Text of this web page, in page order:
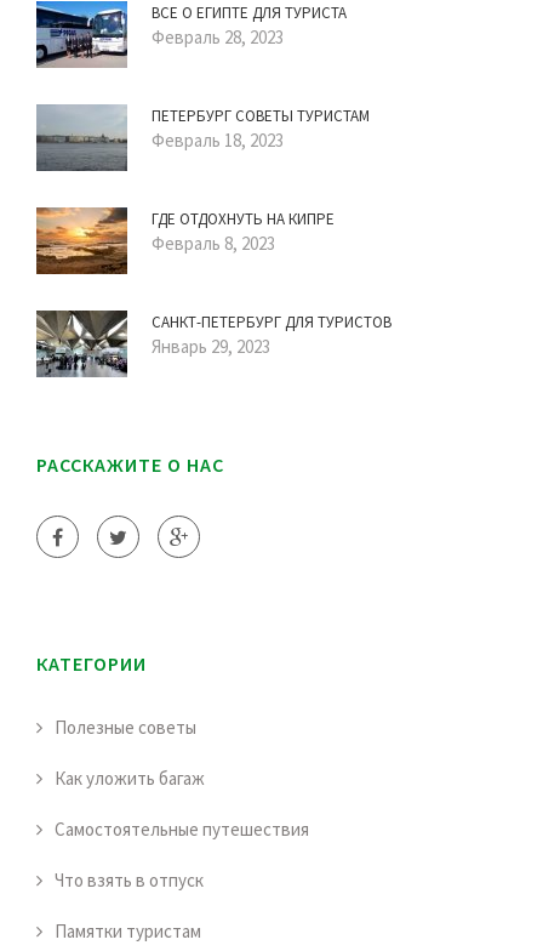
ВСЕ О ЕГИПТЕ ДЛЯ ТУРИСТА
Февраль 28, 2023
ПЕТЕРБУРГ СОВЕТЫ ТУРИСТАМ
Февраль 18, 2023
ГДЕ ОТДОХНУТЬ НА КИПРЕ
Февраль 8, 2023
САНКТ-ПЕТЕРБУРГ ДЛЯ ТУРИСТОВ
Январь 29, 2023
РАССКАЖИТЕ О НАС
КАТЕГОРИИ
Полезные советы
Как уложить багаж
Самостоятельные путешествия
Что взять в отпуск
Памятки туристам